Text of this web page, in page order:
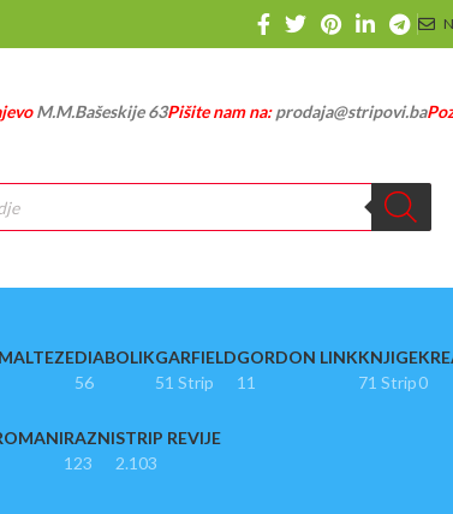
M.M.Bašeskije 63Pišite nam na:prodaja@stripovi.ba
DIABOLIK
56
GARFIELD
51 Strip
GORDON LINK
11
KNJIGE
71 Strip0
RAZNI
123
STRIP REVIJE
2.103